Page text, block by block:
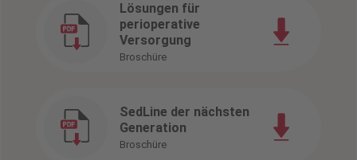
Lösungen für
perioperative
Versorgung
Broschüre
SedLine der nächsten
Generation
Broschüre